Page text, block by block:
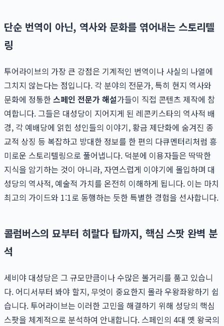
단순 번역이 아닌, 역사와 문화를 엮어내는 스토리텔
링
투어라이브의 가장 큰 강점은 기계적인 번역이나 사실의 나열에
그치지 않는다는 점입니다. 각 분야의 전문가, 특히 현지 역사와
문화에 정통한스페인 전문가 해설가들이 직접 콘텐츠 제작에 참
여합니다. 그들은 대성당이 지어지게 된 레콘키스타의 역사적 배
경, 각 예배당에 얽힌 성인들의 이야기, 황금 제단화에 숨겨진 종
교적 상징 등 복잡하고 방대한 정보를 한 편의 다큐멘터리처럼 흥
미로운 스토리텔링으로 풀어냅니다. 덕분에 이용자들은 딱딱한
지식을 암기하는 것이 아니라, 자연스럽게 이야기에 몰입하며 대
성당의 역사적, 예술적 가치를 온전히 이해하게 됩니다. 이는 마치
최고의 가이드와 1:1로 동행하는 듯한 특별한 경험을 선사합니다.
콜럼버스의 묘부터 히랄다 탑까지, 핵심 스팟 완벽 분
석
세비야 대성당은 그 규모만큼이나 수많은 볼거리를 품고 있습니
다. 어디서부터 봐야 할지, 무엇이 중요한지 몰라 우왕좌왕하기 쉽
습니다. 투어라이브는 이러한 고민을 해결하기 위해 성당의 핵심
스팟을 체계적으로 분석하여 안내합니다. 스페인의 4대 옛 왕국의